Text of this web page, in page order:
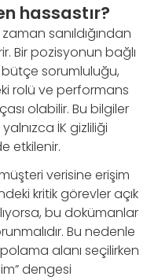
hassastır?
sanıldığından
Bir pozisyonun bağlı
sorumluluğu,
rolü ve performans
olabilir. Bu bilgiler
İK gizliliği
etkilenir.
verisine erişim
kritik görevler açık
bu dokümanlar
Bu nedenle
alanı seçilirken
dengesi